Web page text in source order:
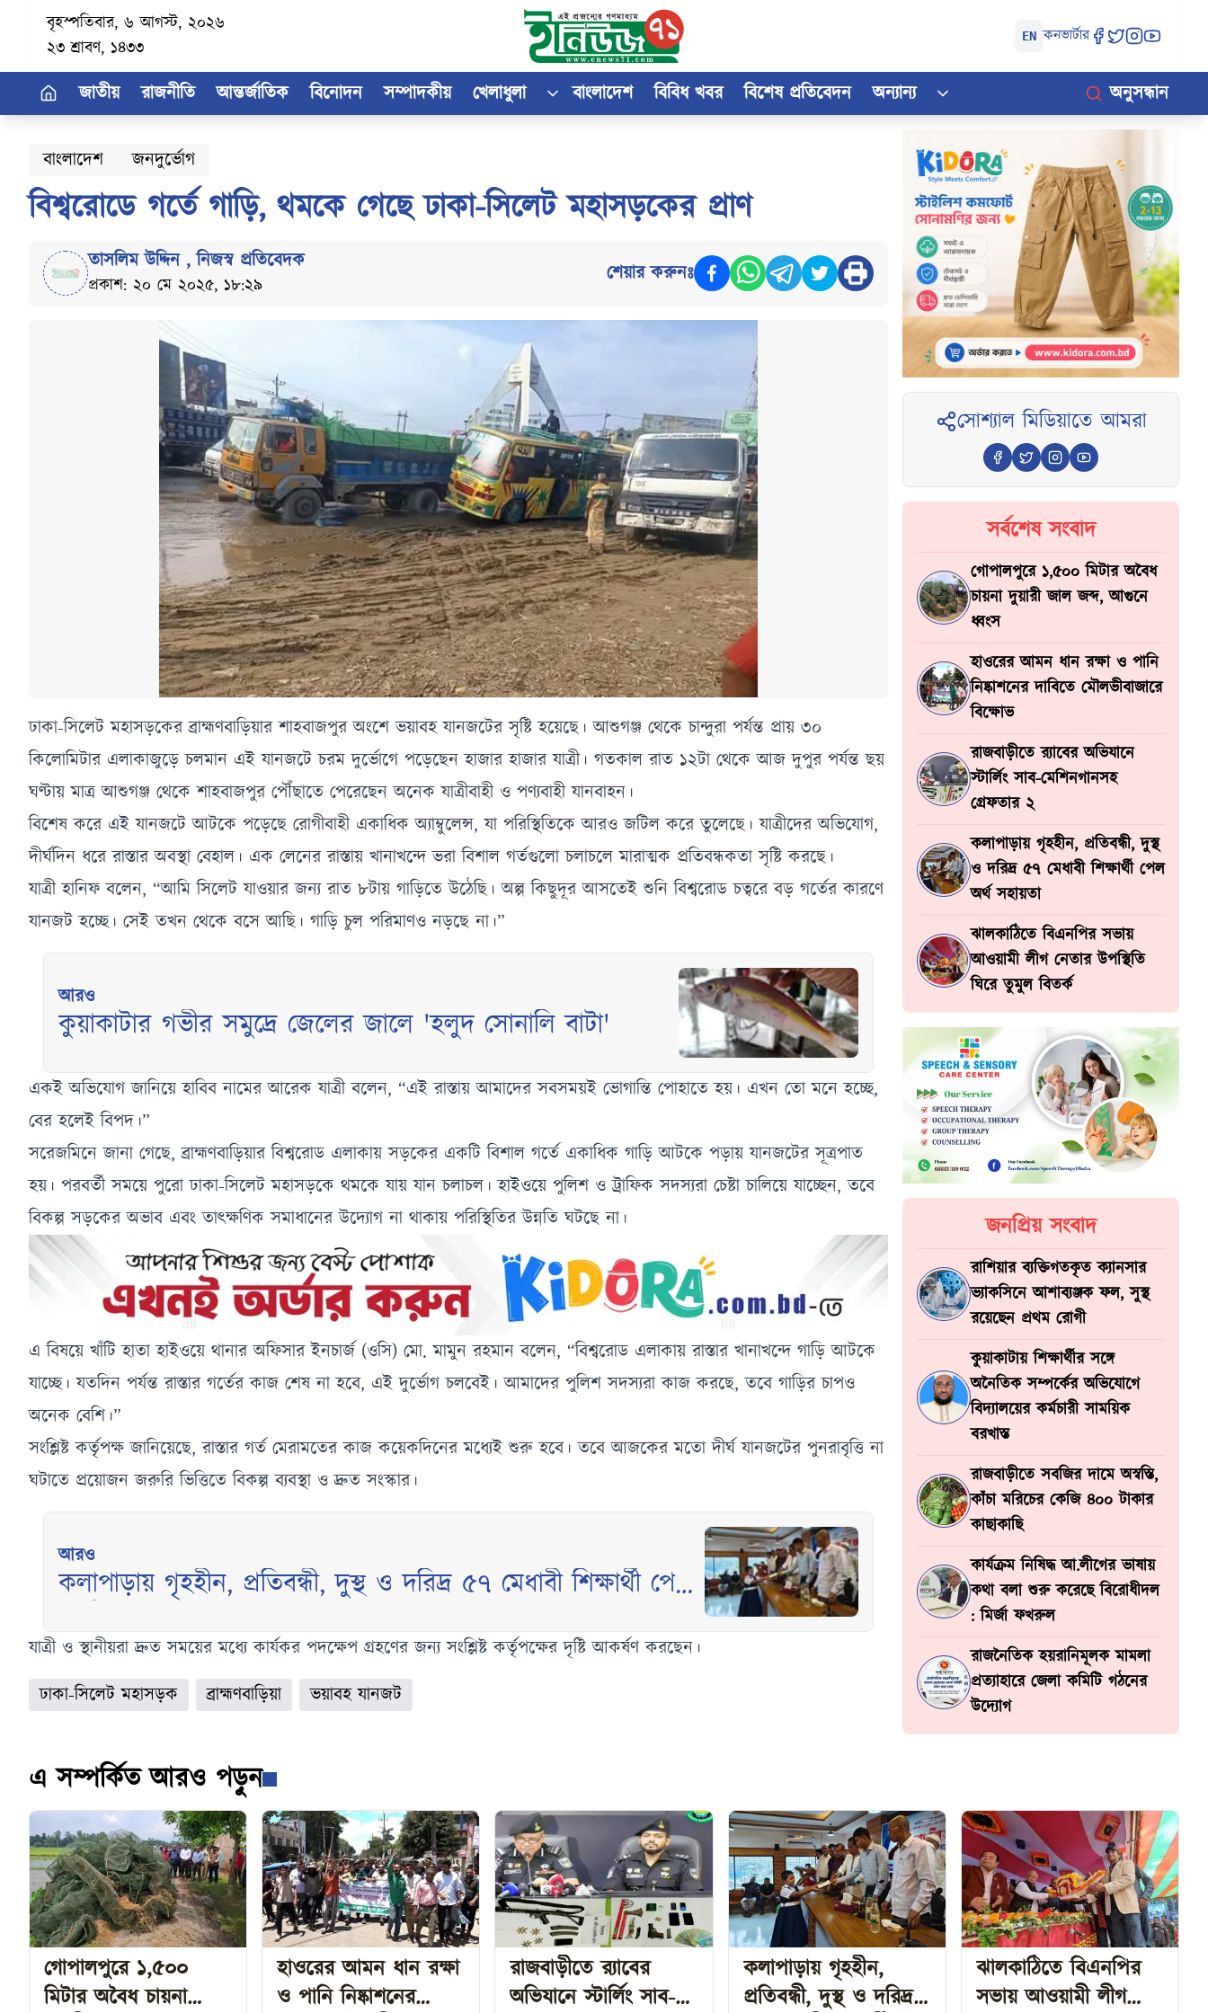
বৃহস্পতিবার, ৬ আগস্ট, ২০২৬
২৩ শ্রাবণ, ১৪৩৩
EN কনভার্টার
জাতীয় রাজনীতি আন্তর্জাতিক বিনোদন সম্পাদকীয় খেলাধুলা বাংলাদেশ বিবিধ খবর বিশেষ প্রতিবেদন অন্যান্য অনুসন্ধান
বাংলাদেশ জনদুর্ভোগ
বিশ্বরোডে গর্তে গাড়ি, থমকে গেছে ঢাকা-সিলেট মহাসড়কের প্রাণ
তাসলিম উদ্দিন ,নিজস্ব প্রতিবেদক
প্রকাশ: ২০ মে ২০২৫, ১৮:২৯ শেয়ার করুনঃ
ঢাকা-সিলেট মহাসড়কের ব্রাহ্মণবাড়িয়ার শাহবাজপুর অংশে ভয়াবহ যানজটের সৃষ্টি হয়েছে। আশুগঞ্জ থেকে চান্দুরা পর্যন্ত প্রায় ৩০
কিলোমিটার এলাকাজুড়ে চলমান এই যানজটে চরম দুর্ভোগে পড়েছেন হাজার হাজার যাত্রী। গতকাল রাত ১২টা থেকে আজ দুপুর পর্যন্ত ছয়
ঘণ্টায় মাত্র আশুগঞ্জ থেকে শাহবাজপুর পৌঁছাতে পেরেছেন অনেক যাত্রীবাহী ও পণ্যবাহী যানবাহন।
বিশেষ করে এই যানজটে আটকে পড়েছে রোগীবাহী একাধিক অ্যাম্বুলেন্স, যা পরিস্থিতিকে আরও জটিল করে তুলেছে। যাত্রীদের অভিযোগ,
দীর্ঘদিন ধরে রাস্তার অবস্থা বেহাল। এক লেনের রাস্তায় খানাখন্দে ভরা বিশাল গর্তগুলো চলাচলে মারাত্মক প্রতিবন্ধকতা সৃষ্টি করছে।
যাত্রী হানিফ বলেন, “আমি সিলেট যাওয়ার জন্য রাত ৮টায় গাড়িতে উঠেছি। অল্প কিছুদূর আসতেই শুনি বিশ্বরোড চত্বরে বড় গর্তের কারণে
যানজট হচ্ছে। সেই তখন থেকে বসে আছি। গাড়ি চুল পরিমাণও নড়ছে না।”
আরও
কুয়াকাটার গভীর সমুদ্রে জেলের জালে 'হলুদ সোনালি বাটা'
একই অভিযোগ জানিয়ে হাবিব নামের আরেক যাত্রী বলেন, “এই রাস্তায় আমাদের সবসময়ই ভোগান্তি পোহাতে হয়। এখন তো মনে হচ্ছে,
বের হলেই বিপদ।”
সরেজমিনে জানা গেছে, ব্রাহ্মণবাড়িয়ার বিশ্বরোড এলাকায় সড়কের একটি বিশাল গর্তে একাধিক গাড়ি আটকে পড়ায় যানজটের সূত্রপাত
হয়। পরবর্তী সময়ে পুরো ঢাকা-সিলেট মহাসড়কে থমকে যায় যান চলাচল। হাইওয়ে পুলিশ ও ট্রাফিক সদস্যরা চেষ্টা চালিয়ে যাচ্ছেন, তবে
বিকল্প সড়কের অভাব এবং তাৎক্ষণিক সমাধানের উদ্যোগ না থাকায় পরিস্থিতির উন্নতি ঘটছে না।
এ বিষয়ে খাঁটি হাতা হাইওয়ে থানার অফিসার ইনচার্জ (ওসি) মো. মামুন রহমান বলেন, “বিশ্বরোড এলাকায় রাস্তার খানাখন্দে গাড়ি আটকে
যাচ্ছে। যতদিন পর্যন্ত রাস্তার গর্তের কাজ শেষ না হবে, এই দুর্ভোগ চলবেই। আমাদের পুলিশ সদস্যরা কাজ করছে, তবে গাড়ির চাপও
অনেক বেশি।”
সংশ্লিষ্ট কর্তৃপক্ষ জানিয়েছে, রাস্তার গর্ত মেরামতের কাজ কয়েকদিনের মধ্যেই শুরু হবে। তবে আজকের মতো দীর্ঘ যানজটের পুনরাবৃত্তি না
ঘটাতে প্রয়োজন জরুরি ভিত্তিতে বিকল্প ব্যবস্থা ও দ্রুত সংস্কার।
আরও
কলাপাড়ায় গৃহহীন, প্রতিবন্ধী, দুস্থ ও দরিদ্র ৫৭ মেধাবী শিক্ষার্থী পেল
যাত্রী ও স্থানীয়রা দ্রুত সময়ের মধ্যে কার্যকর পদক্ষেপ গ্রহণের জন্য সংশ্লিষ্ট কর্তৃপক্ষের দৃষ্টি আকর্ষণ করছেন।
ঢাকা-সিলেট মহাসড়ক
ব্রাহ্মণবাড়িয়া ভয়াবহ যানজট
সোশ্যাল মিডিয়াতে আমরা
সর্বশেষ সংবাদ
গোপালপুরে ১,৫০০ মিটার অবৈধ
চায়না দুয়ারী জাল জব্দ, আগুনে
ধ্বংস
হাওরের আমন ধান রক্ষা ও পানি
নিষ্কাশনের দাবিতে মৌলভীবাজারে
বিক্ষোভ
রাজবাড়ীতে র‍্যাবের অভিযানে
স্টার্লিং সাব-মেশিনগানসহ
গ্রেফতার ২
কলাপাড়ায় গৃহহীন, প্রতিবন্ধী, দুস্থ
ও দরিদ্র ৫৭ মেধাবী শিক্ষার্থী পেল
অর্থ সহায়তা
ঝালকাঠিতে বিএনপির সভায়
আওয়ামী লীগ নেতার উপস্থিতি
ঘিরে তুমুল বিতর্ক
জনপ্রিয় সংবাদ
রাশিয়ার ব্যক্তিগতকৃত ক্যানসার
ভ্যাকসিনে আশাব্যঞ্জক ফল, সুস্থ
রয়েছেন প্রথম রোগী
কুয়াকাটায় শিক্ষার্থীর সঙ্গে
অনৈতিক সম্পর্কের অভিযোগে
বিদ্যালয়ের কর্মচারী সাময়িক
বরখাস্ত
রাজবাড়ীতে সবজির দামে অস্বস্তি,
কাঁচা মরিচের কেজি ৪০০ টাকার
কাছাকাছি
কার্যক্রম নিষিদ্ধ আ.লীগের ভাষায়
কথা বলা শুরু করেছে বিরোধীদল
: মির্জা ফখরুল
রাজনৈতিক হয়রানিমূলক মামলা
প্রত্যাহারে জেলা কমিটি গঠনের
উদ্যোগ
এ সম্পর্কিত আরও পড়ুন
গোপালপুরে ১,৫০০
মিটার অবৈধ চায়না
হাওরের আমন ধান রক্ষা
ও পানি নিষ্কাশনের
রাজবাড়ীতে র‍্যাবের
অভিযানে স্টার্লিং সাব-
কলাপাড়ায় গৃহহীন,
প্রতিবন্ধী, দুস্থ ও দরিদ্র
ঝালকাঠিতে বিএনপির
সভায় আওয়ামী লীগ